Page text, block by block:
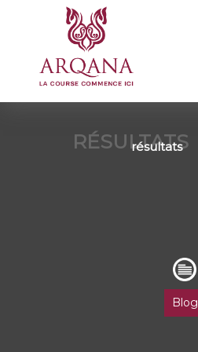
RÉSULTATS
résultats
Blog